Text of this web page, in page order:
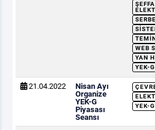
WEB
YAN
YEK-G
21.04.2022
Nisan Ayı
Organize
YEK-G
Piyasası
Seansı
YEK-G